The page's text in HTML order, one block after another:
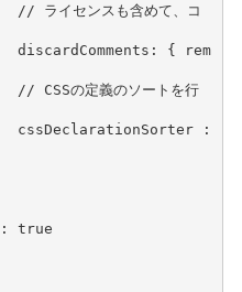
// ライセンスも含めて、コ
discardComments : {
rem
// CSSの定義のソートを行
cssDeclarationSorter
:
:
true